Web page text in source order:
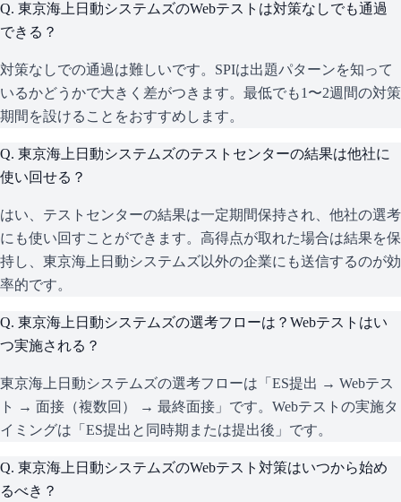
Q. 東京海上日動システムズのWebテストは対策なしでも通過
できる？
対策なしでの通過は難しいです。SPIは出題パターンを知って
いるかどうかで大きく差がつきます。最低でも1〜2週間の対策
期間を設けることをおすすめします。
Q. 東京海上日動システムズのテストセンターの結果は他社に
使い回せる？
はい、テストセンターの結果は一定期間保持され、他社の選考
にも使い回すことができます。高得点が取れた場合は結果を保
持し、東京海上日動システムズ以外の企業にも送信するのが効
率的です。
Q. 東京海上日動システムズの選考フローは？Webテストはい
つ実施される？
東京海上日動システムズの選考フローは「ES提出 → Webテス
ト → 面接（複数回） → 最終面接」です。Webテストの実施タ
イミングは「ES提出と同時期または提出後」です。
Q. 東京海上日動システムズのWebテスト対策はいつから始め
るべき？